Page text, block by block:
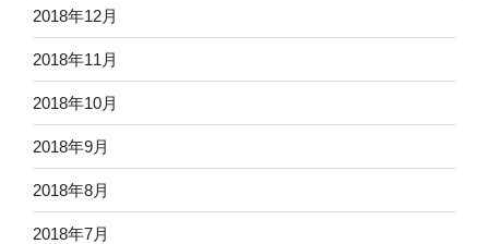
2018年12月
2018年11月
2018年10月
2018年9月
2018年8月
2018年7月